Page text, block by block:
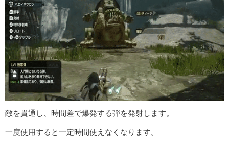
敵を貫通し、時間差で爆発する弾を発射します。
一度使用すると一定時間使えなくなります。